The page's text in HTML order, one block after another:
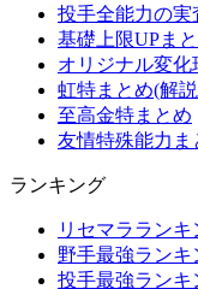
投手全能力の実
基礎上限UPま
オリジナル変
虹特まとめ(解
至高金特まとめ
友情特殊能力ま
ランキング
リセマラランキ
野手最強ランキ
投手最強ランキ